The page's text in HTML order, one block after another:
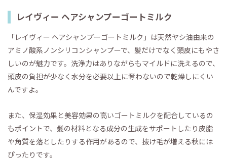
レイヴィー ヘアシャンプーゴートミルク
「レイヴィー ヘアシャンプーゴートミルク」は天然ヤシ油由来の
アミノ酸系ノンシリコンシャンプーで、髪だけでなく頭皮にもやさ
しいのが魅力です。洗浄力はありながらもマイルドに洗えるので、
頭皮の負担が少なく水分を必要以上に奪わないので乾燥しにくい
んですよ。
また、保湿効果と美容効果の高いゴートミルクを配合しているの
もポイントで、髪の材料となる成分の生成をサポートしたり皮脂
や角質を落としたりする作用があるので、抜け毛が増える秋には
ぴったりです。